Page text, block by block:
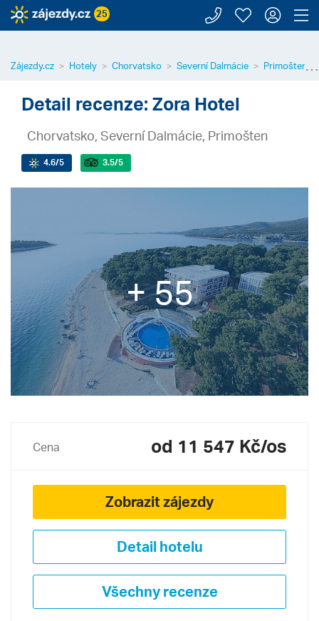
25 Zavolejte
Moje
⋯
Zájezdy.cz Hotely Chorvatsko Severní Dalmácie Primošten
Detail recenze: Zora Hotel
Chorvatsko, Severní Dalmácie, Primošten
4.6/5 3.5/5
+ 55
Cena od 11 547 Kč/os
Zobrazit zájezdy
Detail hotelu
Všechny recenze